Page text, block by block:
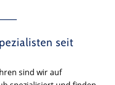
seit
sind wir auf